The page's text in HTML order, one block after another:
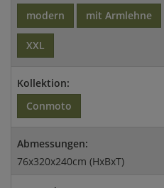
modern
mit Armlehne
XXL
Kollektion:
Conmoto
Abmessungen:
76x320x240cm (HxBxT)